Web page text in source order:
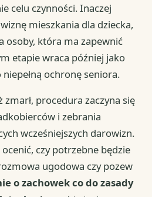
celu czynności. Inaczej
mieszkania dla dziecka,
osoby, która ma zapewnić
etapie wraca później jako
ochronę seniora.
zmarł, procedura zaczyna się
i zebrania
wcześniejszych darowizn.
czy potrzebne będzie
ugodowa czy pozew
o zachowek co do zasady